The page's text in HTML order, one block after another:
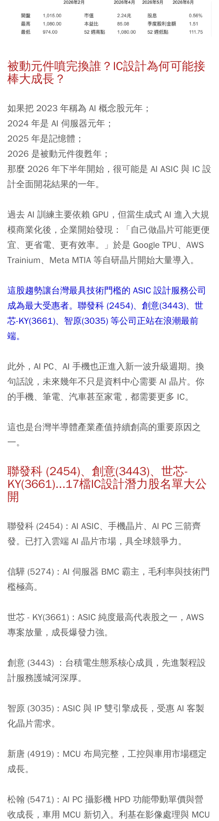
被動元件噴完換誰？IC設計為何可能接
棒大成長？
如果把 2023 年稱為 AI 概念股元年；
2024 年是 AI 伺服器元年；
2025 年是記憶體；
2026 是被動元件復甦年；
那麼 2026 年下半年開始，很可能是 AI ASIC 與 IC 設
計全面開花結果的一年。
過去 AI 訓練主要依賴 GPU，但當生成式 AI 進入大規
模商業化後，企業開始發現：「自己做晶片可能更便
宜、更省電、更有效率。」於是 Google TPU、AWS
Trainium、Meta MTIA 等自研晶片開始大量導入。
這股趨勢讓台灣最具技術門檻的 ASIC 設計服務公司
成為最大受惠者。聯發科 (2454)、創意(3443)、世
芯-KY(3661)、智原(3035) 等公司正站在浪潮最前
端。
此外，AI PC、AI 手機也正進入新一波升級週期。換
句話說，未來幾年不只是資料中心需要 AI 晶片。你
的手機、筆電、汽車甚至家電，都需要更多 IC。
這也是台灣半導體產業產值持續創高的重要原因之
一。
聯發科 (2454)、創意(3443)、世芯-
KY(3661)...17檔IC設計潛力股名單大公
開
聯發科 (2454)： AI ASIC、手機晶片、AI PC 三箭齊
發。已打入雲端 AI 晶片市場，具全球競爭力。
信驊 (5274)： AI 伺服器 BMC 霸主，毛利率與技術門
檻極高。
世芯 - KY(3661)： ASIC 純度最高代表股之一，AWS
專案放量，成長爆發力強。
創意 (3443) ： 台積電生態系核心成員，先進製程設
計服務護城河深厚。
智原 (3035)： ASIC 與 IP 雙引擎成長，受惠 AI 客製
化晶片需求。
新唐 (4919)： MCU 布局完整，工控與車用市場穩定
成長。
松翰 (5471)： AI PC 攝影機 HPD 功能帶動單價與營
收成長，車用 MCU 新切入。利基在影像處理與 MCU